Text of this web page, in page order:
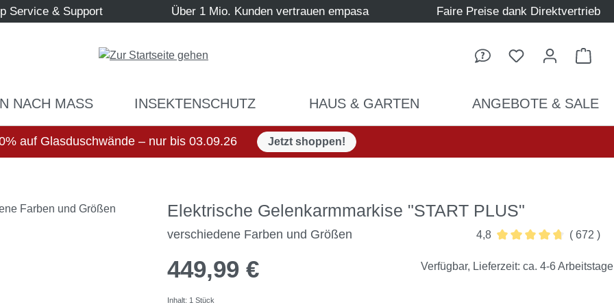
Service & Support Über 1 Mio. Kunden vertrauen empasa Faire Preise dank Direktvertrieb
NACH MASS INSEKTENSCHUTZ HAUS & GARTEN ANGEBOTE & SALE
auf Glasduschwände – nur bis 03.09.26 Jetzt shoppen!
Elektrische Gelenkarmmarkise "START PLUS"
verschiedene Farben und Größen
4,8
( 672 )
449,99 €
Inhalt: 1 Stück
Verfügbar, Lieferzeit: ca. 4-6 Arbeitstage